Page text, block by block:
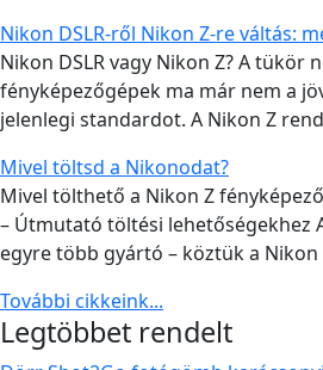
Nikon DSLR-ről Nikon Z-re váltás:
Nikon DSLR vagy Nikon Z? A tükör
fényképezőgépek ma már nem a
jelenlegi standardot. A Nikon Z
Mivel töltsd a Nikonodat?
Mivel tölthető a Nikon Z
– Útmutató töltési lehetőségekhez
egyre több gyártó – köztük a Nikon
További cikkeink...
Legtöbbet rendelt